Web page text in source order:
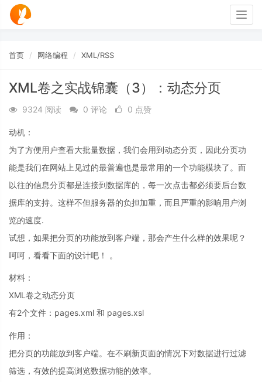
首页 网络编程 XML/RSS
XML卷之实战锦囊（3）：动态分页
9324 阅读 0 评论 0 点赞
动机：
为了方便用户查看大批量数据，我们会用到动态分页，因此分页功
能是我们在网站上见过的最普遍也是最常用的一个功能模块了。而
以往的信息分页都是连接到数据库的，每一次点击都必须要后台数
据库的支持。这样不但服务器的负担加重，而且严重的影响用户浏
览的速度.
试想，如果把分页的功能放到客户端，那会产生什么样的效果呢？
呵呵，看看下面的设计吧！ 。
材料：
XML卷之动态分页
有2个文件：pages.xml 和 pages.xsl
作用：
把分页的功能放到客户端。在不刷新页面的情况下对数据进行过滤
筛选，有效的提高浏览数据功能的效率。